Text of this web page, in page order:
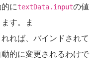
にtextData.inputの値
す。ま
れば、バインドされて
的に変更されるわけで